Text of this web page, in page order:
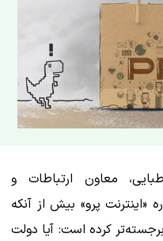
معاون ارتباطات و
«اینترنت پرو» بیش از آنکه
کرده است: آیا دولت